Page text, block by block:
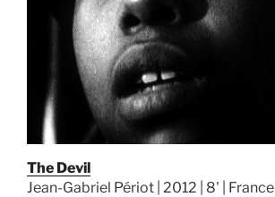
The Devil
Jean-Gabriel Périot | 2012 | 8' | France